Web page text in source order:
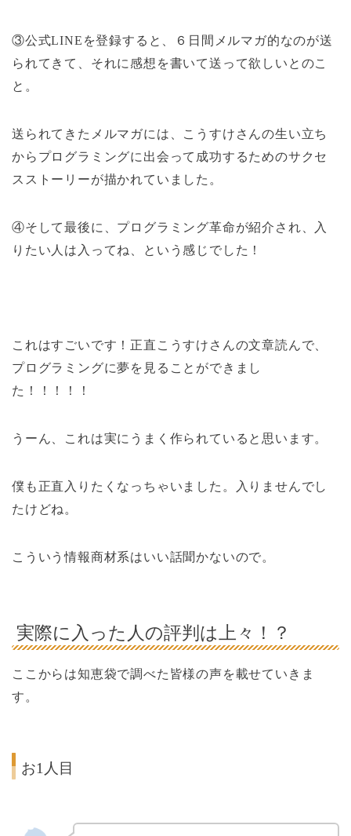
③公式LINEを登録すると、６日間メルマガ的なのが送
られてきて、それに感想を書いて送って欲しいとのこ
と。
送られてきたメルマガには、こうすけさんの生い立ち
からプログラミングに出会って成功するためのサクセ
スストーリーが描かれていました。
④そして最後に、プログラミング革命が紹介され、入
りたい人は入ってね、という感じでした！
これはすごいです！正直こうすけさんの文章読んで、
プログラミングに夢を見ることができまし
た！！！！！
うーん、これは実にうまく作られていると思います。
僕も正直入りたくなっちゃいました。入りませんでし
たけどね。
こういう情報商材系はいい話聞かないので。
実際に入った人の評判は上々！？
ここからは知恵袋で調べた皆様の声を載せていきま
す。
お1人目